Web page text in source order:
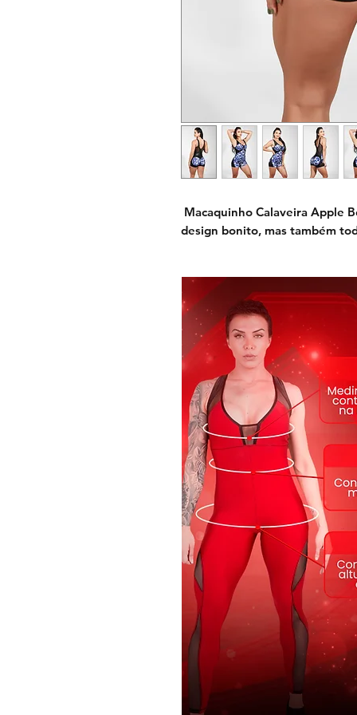
Macaquinho Calaveira Apple
design bonito, mas também
firmador para afinar e
levantá-lo, valorizando-o ainda
sentir incrível nesse modelo
Tecido da estampa Cirre com
arrastão.
Tecnologia do tecido:
UV Protection - Proteção FPS
bloqueiam a passagem dos
Transpirabilidade - Peça com
transpirabilidade,
Antibactericida - Tecido com
proporciona proteção efetiva
mantendo a higiene e evitando
• Tecido: Cirre dealhes em
• Composição: 85%
• Cor Preto, azul e cinza
• Levemente encorpado
• Ótima Elasticidade
• Secagem Rápida
• Modelo MS2094
•Modelo Medidas
• Quadril 102 cm